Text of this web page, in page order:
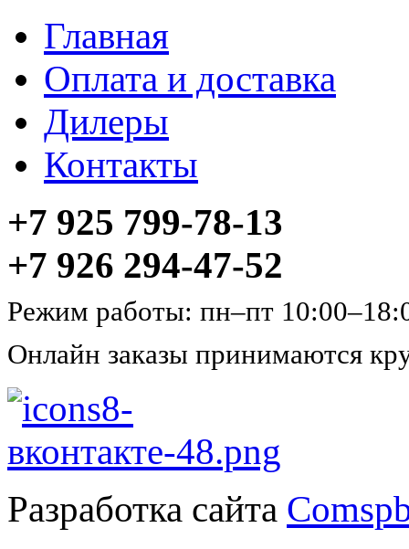
Главная
Оплата и доставка
Дилеры
Контакты
+7 925 799-78-13
+7 926 294-47-52
Режим работы: пн–пт
Онлайн заказы принимаются
Разработка сайта